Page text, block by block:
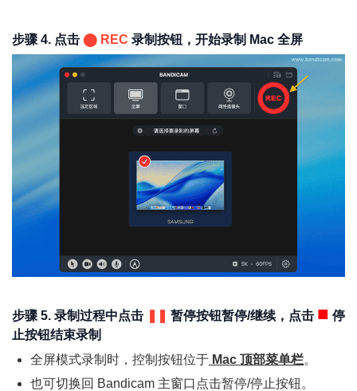
步骤 4. 点击 ⬤ REC 录制按钮，开始录制 Mac 全屏
步骤 5. 录制过程中点击 暂停按钮暂停/继续，点击 ■ 停
止按钮结束录制
全屏模式录制时，控制按钮位于 Mac 顶部菜单栏。
也可切换回 Bandicam 主窗口点击暂停/停止按钮。